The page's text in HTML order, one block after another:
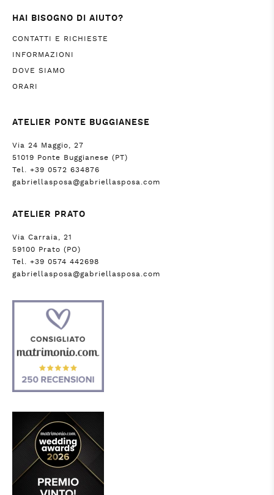
HAI BISOGNO DI AIUTO?
CONTATTI E RICHIESTE
INFORMAZIONI
DOVE SIAMO
ORARI
ATELIER PONTE BUGGIANESE
Via 24 Maggio, 27
51019 Ponte Buggianese (PT)
Tel. +39 0572 634876
gabriellasposa@gabriellasposa.com
ATELIER PRATO
Via Carraia, 21
59100 Prato (PO)
Tel. +39 0574 442698
gabriellasposa@gabriellasposa.com